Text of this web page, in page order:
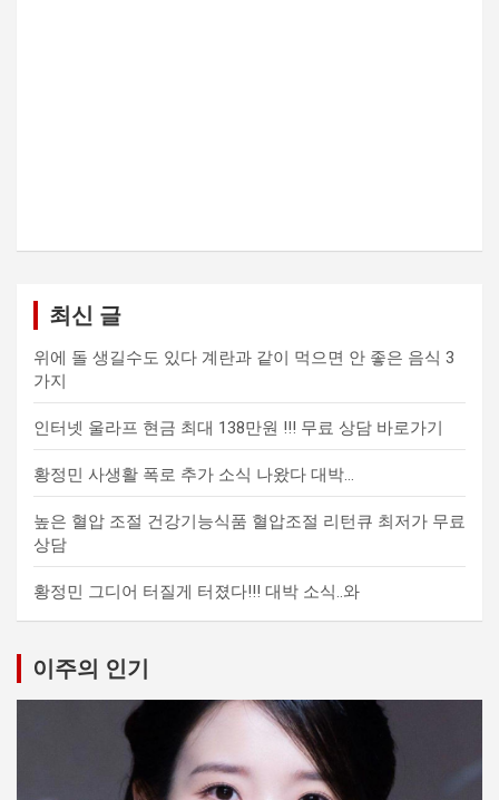
최신 글
위에 돌 생길수도 있다 계란과 같이 먹으면 안 좋은 음식 3
가지
인터넷 울라프 현금 최대 138만원 !!! 무료 상담 바로가기
황정민 사생활 폭로 추가 소식 나왔다 대박…
높은 혈압 조절 건강기능식품 혈압조절 리턴큐 최저가 무료
상담
황정민 그디어 터질게 터졌다!!! 대박 소식..와
이주의 인기